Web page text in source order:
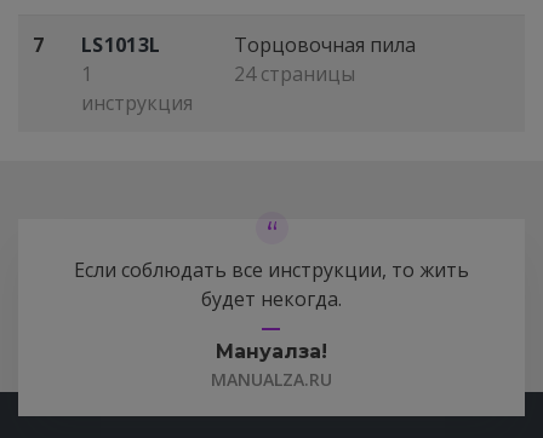
7
LS1013L
1
инструкция
Торцовочная пила
24 страницы
Если соблюдать все инструкции, то жить
будет некогда.
Мануалза!
MANUALZA.RU